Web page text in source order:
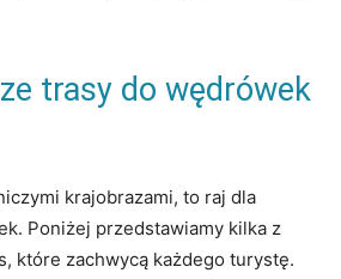
trasy do wędrówek
krajobrazami, to raj ⁢dla
​Poniżej przedstawiamy kilka z⁢
które zachwycą ⁣każdego turystę.